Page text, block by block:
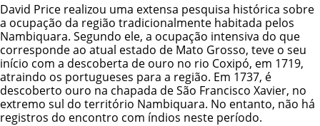
David Price realizou uma extensa pesquisa histórica sobre
a ocupação da região tradicionalmente habitada pelos
Nambiquara. Segundo ele, a ocupação intensiva do que
corresponde ao atual estado de Mato Grosso, teve o seu
início com a descoberta de ouro no rio Coxipó, em 1719,
atraindo os portugueses para a região. Em 1737, é
descoberto ouro na chapada de São Francisco Xavier, no
extremo sul do território Nambiquara. No entanto, não há
registros do encontro com índios neste período.